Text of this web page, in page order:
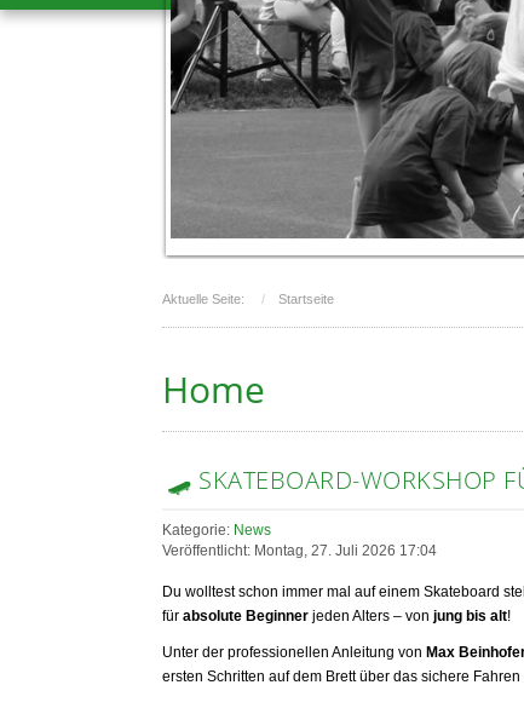
Aktuelle Seite: Startseite
Home
🛹 SKATEBOARD-WORKSHOP
Kategorie: News
Veröffentlicht: Montag, 27. Juli 2026 17:04
Du wolltest schon immer mal auf einem Skateboard
fürabsolute Beginner jeden Alters – vonjung bis alt!
Unter der professionellen Anleitung von Max
ersten Schritten auf dem Brett über das sichere